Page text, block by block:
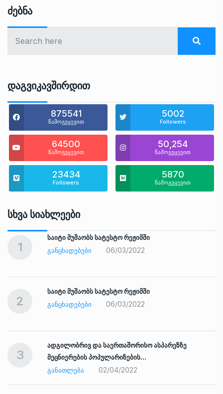
Ძებნა
Დაგვიკავშირდით
875541
წამოგვყევით
5002
Followers
64500
წამოგვყევით
50,254
წამოგვყევით
23434
Followers
5870
წამოგვყევით
Სხვა Სიახლეები
1
საიტი მუშაობს სატესტო რეჟიმში
ᲒᲐᲜᲪᲮᲐᲓᲔᲑᲔᲑᲘ
06/03/2022
2
საიტი მუშაობს სატესტო რეჟიმში
ᲒᲐᲜᲪᲮᲐᲓᲔᲑᲔᲑᲘ
06/03/2022
3
ადგილობრივ და საერთაშორისო ასპარეზზე
მეცნიერების პოპულარიზების…
ᲒᲐᲜᲐᲗᲚᲔᲑᲐ
02/04/2022